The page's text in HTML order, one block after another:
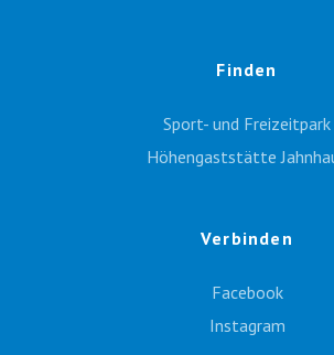
Finden
Sport- und Freizeitpark
Höhengaststätte
Verbinden
Facebook
Instagram